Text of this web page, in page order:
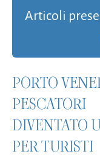
Articoli
PORTO
PESCATORI
DIVENTATO
PER TURISTI